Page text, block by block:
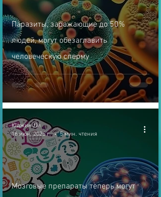
Паразиты, заражающие до 50%
людей, могут обезаглавить
человеческую сперму
Мозговые препараты теперь могут
Юджин Ли
16 июн. 2025 г.
5 мин. чтения